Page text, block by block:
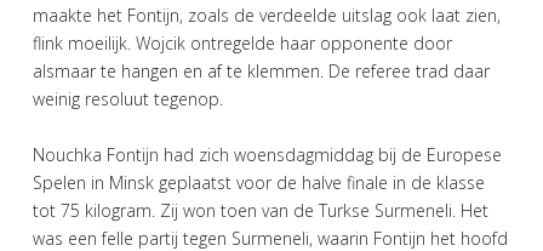
maakte het Fontijn, zoals de verdeelde uitslag ook laat zien,
flink moeilijk. Wojcik ontregelde haar opponente door
alsmaar te hangen en af te klemmen. De referee trad daar
weinig resoluut tegenop.
Nouchka Fontijn had zich woensdagmiddag bij de Europese
Spelen in Minsk geplaatst voor de halve finale in de klasse
tot 75 kilogram. Zij won toen van de Turkse Surmeneli. Het
was een felle partij tegen Surmeneli, waarin Fontijn het hoofd